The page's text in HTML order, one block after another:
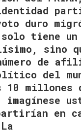
duro
solo tiene un
sino
de
del
10 millones
en